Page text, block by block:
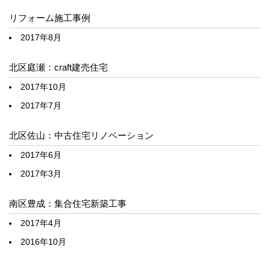
リフォーム施工事例
2017年8月
北区庭瀬：craft建売住宅
2017年10月
2017年7月
北区佐山：中古住宅リノベーション
2017年6月
2017年3月
南区豊成：集合住宅新築工事
2017年4月
2016年10月